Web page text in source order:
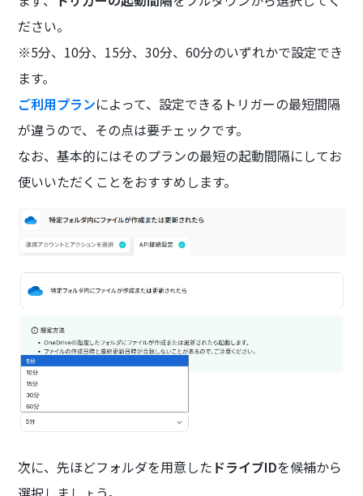
ださい。
※5分、10分、15分、30分、60分のいずれかで設定でき
ます。
ご利用プランによって、設定できるトリガーの最短間隔
が違うので、その点は要チェックです。
なお、基本的にはそのプランの最短の起動間隔にしてお
使いいただくことをおすすめします。
次に、先ほどフォルダを用意した ドライブIDを候補から